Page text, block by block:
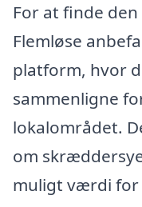
For at finde
Flemløse
platform, hvor
sammenligne
lokalområdet.
om
muligt værdi for